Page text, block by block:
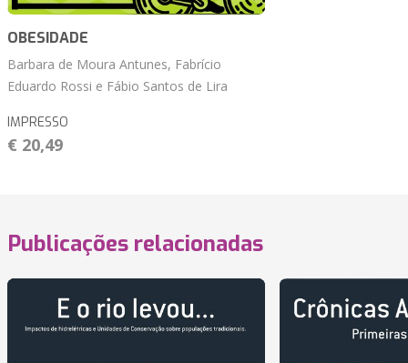
OBESIDADE
Barbara de Moura Antunes, Fabrício
Eduardo Rossi e Fábio Santos de Lira
IMPRESSO
€ 20,49
Publicações relacionadas